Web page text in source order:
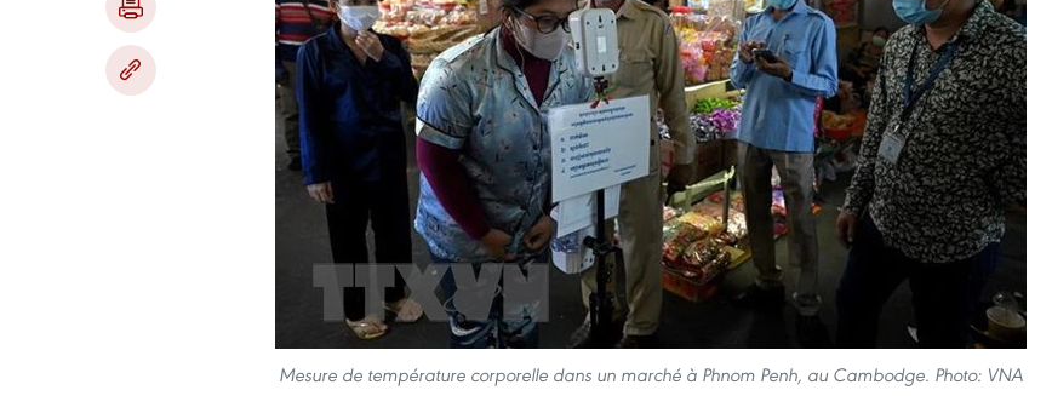
Mesure de température corporelle dans un marché à Phnom Penh, au Cambodge. Photo: VNA